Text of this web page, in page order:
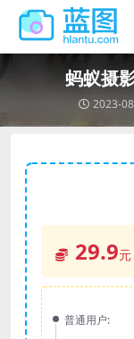
蚂蚁摄
2023-
29.9元
普通用户: